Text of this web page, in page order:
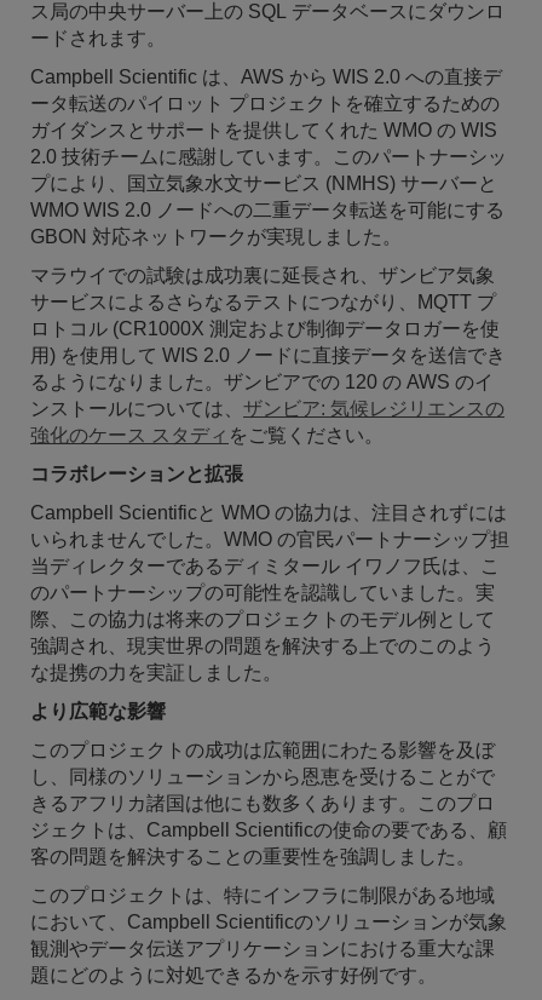
ス局の中央サーバー上の SQL データベースにダウンロ
ードされます。
Campbell Scientific は、AWS から WIS 2.0 への直接デ
ータ転送のパイロット プロジェクトを確立するための
ガイダンスとサポートを提供してくれた WMO の WIS
2.0 技術チームに感謝しています。このパートナーシッ
プにより、国立気象水文サービス (NMHS) サーバーと
WMO WIS 2.0 ノードへの二重データ転送を可能にする
GBON 対応ネットワークが実現しました。
マラウイでの試験は成功裏に延長され、ザンビア気象
サービスによるさらなるテストにつながり、MQTT プ
ロトコル (CR1000X 測定および制御データロガーを使
用) を使用して WIS 2.0 ノードに直接データを送信でき
るようになりました。ザンビアでの 120 の AWS のイ
ンストールについては、 ザンビア: 気候レジリエンスの
強化のケース スタディ をご覧ください。
コラボレーションと拡張
Campbell Scientificと WMO の協力は、注目されずには
いられませんでした。WMO の官民パートナーシップ担
当ディレクターであるディミタール イワノフ氏は、こ
のパートナーシップの可能性を認識していました。実
際、この協力は将来のプロジェクトのモデル例として
強調され、現実世界の問題を解決する上でのこのよう
な提携の力を実証しました。
より広範な影響
このプロジェクトの成功は広範囲にわたる影響を及ぼ
し、同様のソリューションから恩恵を受けることがで
きるアフリカ諸国は他にも数多くあります。このプロ
ジェクトは、Campbell Scientificの使命の要である、顧
客の問題を解決することの重要性を強調しました。
このプロジェクトは、特にインフラに制限がある地域
において、Campbell Scientificのソリューションが気象
観測やデータ伝送アプリケーションにおける重大な課
題にどのように対処できるかを示す好例です。